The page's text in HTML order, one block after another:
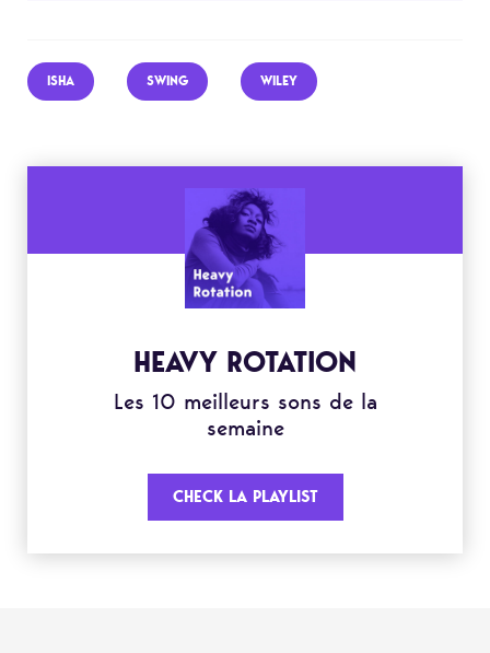
ISHA SWING WILEY
HEAVY ROTATION
Les 10 meilleurs sons de la
semaine
CHECK LA PLAYLIST